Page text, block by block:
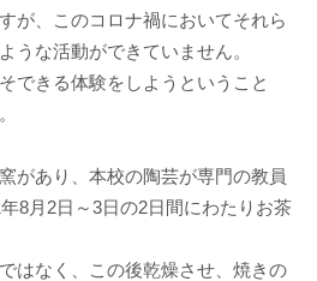
が、このコロナ禍においてそれら
うな活動ができていません。
できる体験をしようということ
があり、本校の陶芸が専門の教員
8月2日～3日の2日間にわたりお茶
はなく、この後乾燥させ、焼きの